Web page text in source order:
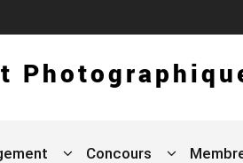
Concours